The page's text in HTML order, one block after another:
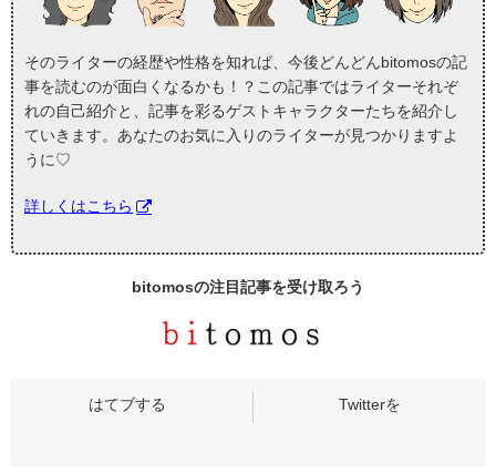
そのライターの経歴や性格を知れば、今後どんどんbitomosの記
事を読むのが面白くなるかも！？この記事ではライターそれぞ
れの自己紹介と、記事を彩るゲストキャラクターたちを紹介し
ていきます。あなたのお気に入りのライターが見つかりますよ
うに♡
詳しくはこちら
bitomosの注目記事を受け取ろう